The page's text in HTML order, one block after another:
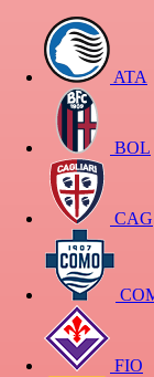
ATA
BOL
CAG
FIO